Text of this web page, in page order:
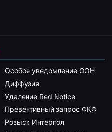
Особое уведомление ООН
Диффузия
Удаление Red Notice
Превентивный запрос ФКФ
Розыск Интерпол